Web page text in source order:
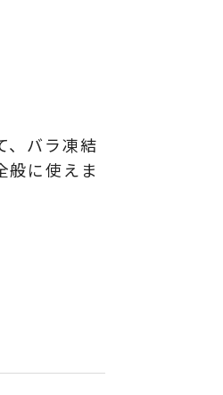
、バラ凍結
般に使えま